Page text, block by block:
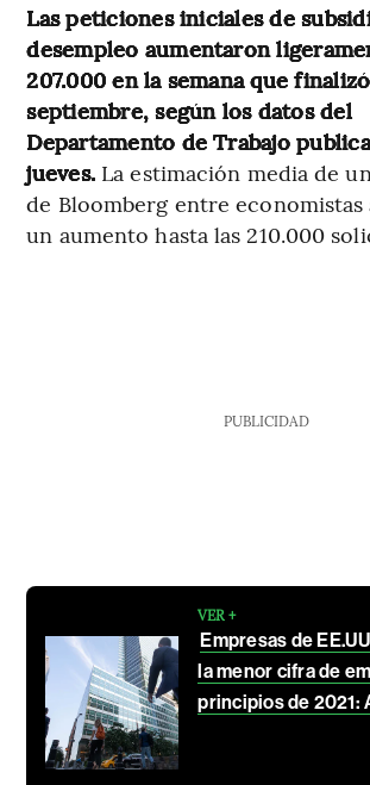
Las peticiones iniciales de
desempleo aumentaron
207.000 en la semana que
septiembre, según los datos del
Departamento de Trabajo
jueves. La estimación media de
de Bloomberg entre economistas
un aumento hasta las 210.000
PUBLICIDAD
VER +
Empresas de
la menor cifra de
principios de 2021: